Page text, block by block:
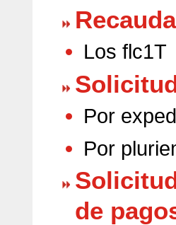
Los flc1T
Por
Por
de